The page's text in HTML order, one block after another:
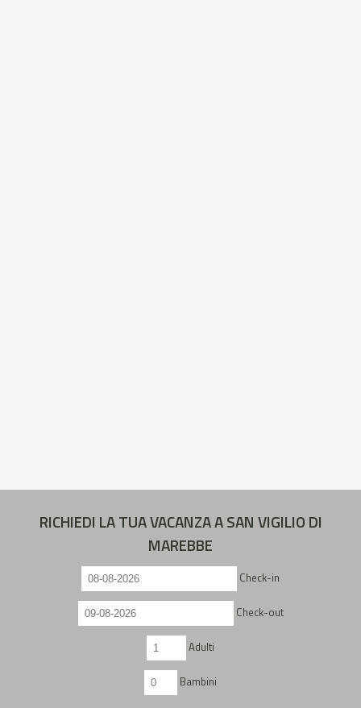
RICHIEDI LA TUA VACANZA A SAN VIGILIO DI
MAREBBE
Check-in
Check-out
Adulti
Bambini